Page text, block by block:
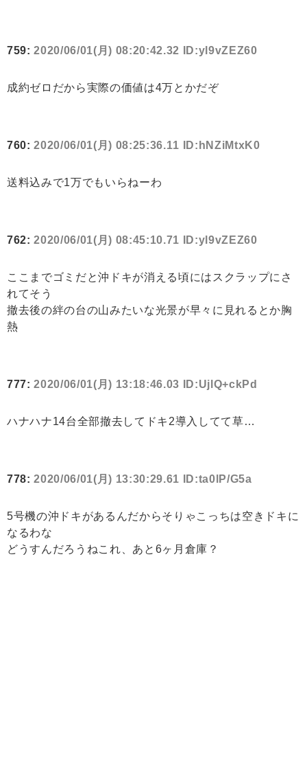
759:2020/06/01(月) 08:20:42.32 ID:yl9vZEZ60
成約ゼロだから実際の価値は4万とかだぞ
760:2020/06/01(月) 08:25:36.11 ID:hNZiMtxK0
送料込みで1万でもいらねーわ
762:2020/06/01(月) 08:45:10.71 ID:yl9vZEZ60
ここまでゴミだと沖ドキが消える頃にはスクラップにさ
れてそう
撤去後の絆の台の山みたいな光景が早々に見れるとか胸
熱
777:2020/06/01(月) 13:18:46.03 ID:UjlQ+ckPd
ハナハナ14台全部撤去してドキ2導入してて草…
778:2020/06/01(月) 13:30:29.61 ID:ta0lP/G5a
5号機の沖ドキがあるんだからそりゃこっちは空きドキに
なるわな
どうすんだろうねこれ、あと6ヶ月倉庫？